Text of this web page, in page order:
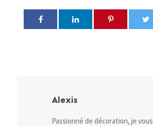
Alexis
Passionné de décoration, je vous